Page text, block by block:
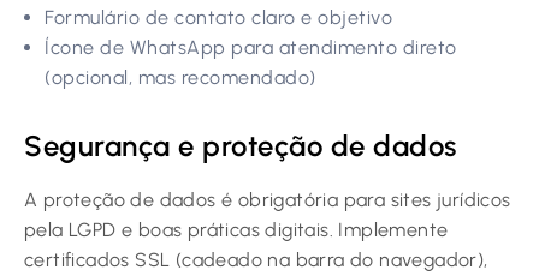
Formulário de contato claro e objetivo
Ícone de WhatsApp para atendimento direto
(opcional, mas recomendado)
Segurança e proteção de dados
A proteção de dados é obrigatória para sites jurídicos
pela LGPD e boas práticas digitais. Implemente
certificados SSL (cadeado na barra do navegador),